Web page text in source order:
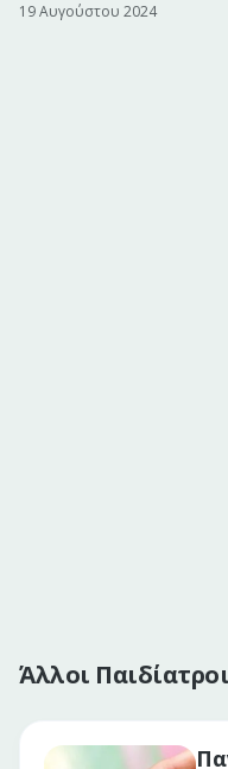
19 Αυγούστου 2024
Άλλοι